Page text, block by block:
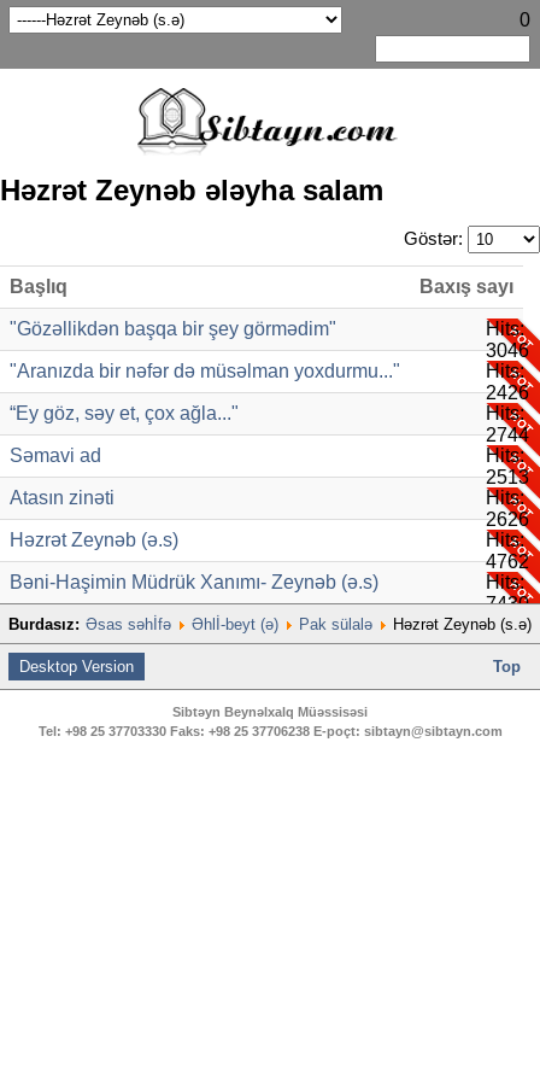
0
Həzrət Zeynəb ələyha salam
Göstər:
Başlıq Baxış sayı
"Gözəllikdən başqa bir şey görmədim"
Hits:
3046
"Aranızda bir nəfər də müsəlman yoxdurmu..."
Hits:
2426
“Ey göz, səy et, çox ağla..."
Hits:
2744
Səmavi ad
Hits:
2513
Atasın zinəti
Hits:
2626
Həzrət Zeynəb (ə.s)
Hits:
4762
Bəni-Haşimin Müdrük Xanımı- Zeynəb (ə.s)
Hits:
7430
Burdasız: Əsas səhİfə Əhlİ-beyt (ə) Pak sülalə Həzrət Zeynəb (s.ə)
Desktop Version Top
Sibtəyn Beynəlxalq Müəssisəsi
Tel: +98 25 37703330 Faks: +98 25 37706238 E-poçt: sibtayn@sibtayn.com